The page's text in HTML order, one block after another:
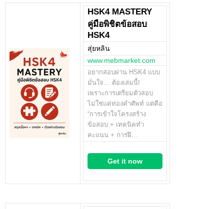
HSK4 MASTERY
คู่มือพิชิตข้อสอบ
HSK4
สุ่ยหลิน
www.mebmarket.com
อยากสอบผ่าน HSK4 แบบ
มั่นใจ… ต้องเล่มนี้!
เพราะการเตรียมตัวสอบ
ไม่ใช่แค่ท่องคำศัพท์ แต่คือ
“การเข้าใจโครงสร้าง
ข้อสอบ + เทคนิคทำ
คะแนน + การฝึ…
Get it now